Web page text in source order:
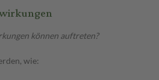
können auftreten?
wie: